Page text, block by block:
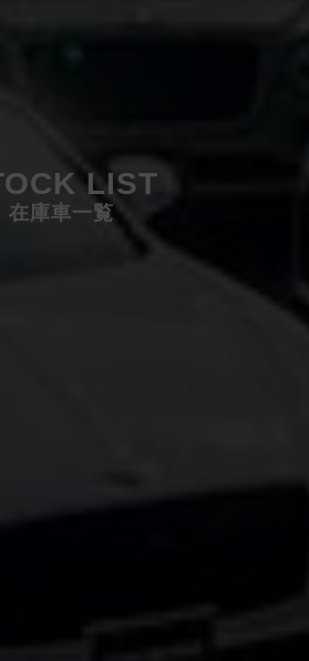
LIST
在庫車一覧